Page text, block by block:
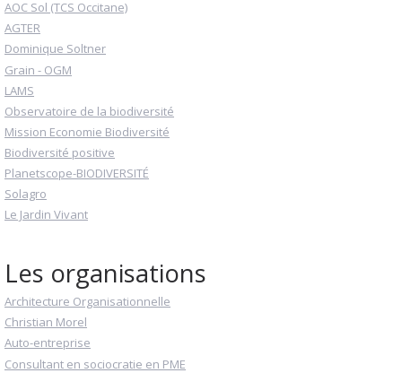
AOC Sol (TCS Occitane)
AGTER
Dominique Soltner
Grain - OGM
LAMS
Observatoire de la biodiversité
Mission Economie Biodiversité
Biodiversité positive
Planetscope-BIODIVERSITÉ
Solagro
Le Jardin Vivant
Les organisations
Architecture Organisationnelle
Christian Morel
Auto-entreprise
Consultant en sociocratie en PME